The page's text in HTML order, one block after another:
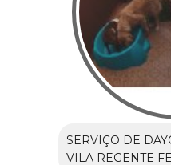
SERVIÇO DE
VILA REGENTE